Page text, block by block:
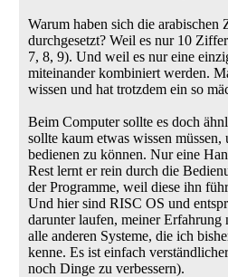
Warum haben sich die
durchgesetzt? Weil es nur 10
7, 8, 9). Und weil es nur eine
miteinander kombiniert werden.
wissen und hat trotzdem ein so
Beim Computer sollte es doch
sollte kaum etwas wissen müssen,
bedienen zu können. Nur eine
Rest lernt er rein durch die
der Programme, weil diese ihn
Und hier sind RISC OS und
darunter laufen, meiner Erfahrung
alle anderen Systeme, die ich
kenne. Es ist einfach
noch Dinge zu verbessern).